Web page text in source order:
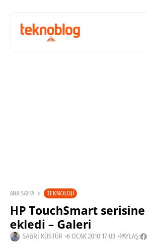
ANA SAYFA TEKNOLOJI
HP TouchSmart
ekledi – Galeri
SABRI KÜSTÜR 6 OCAK 2010 17:03 PAYLAŞ: